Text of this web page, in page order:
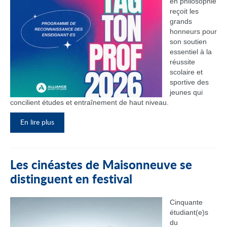
reçoit les
grands
honneurs pour
son soutien
essentiel à la
réussite
scolaire et
sportive des
jeunes qui
concilient études et entraînement de haut niveau.
En lire plus
Les cinéastes de Maisonneuve se
distinguent en festival
Cinquante
étudiant(e)s
du